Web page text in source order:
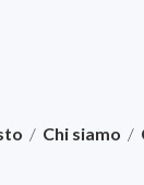
/ Chi siamo /